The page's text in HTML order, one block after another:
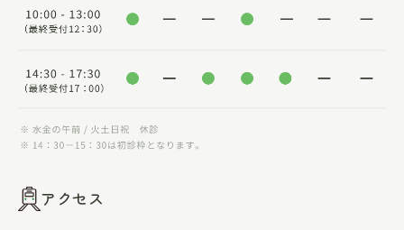
アクセス